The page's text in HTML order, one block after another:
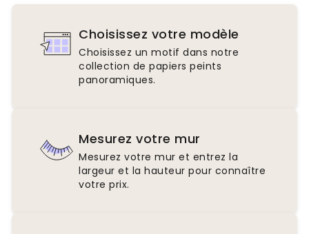
Choisissez votre modèle
Choisissez un motif dans notre
collection de papiers peints
panoramiques.
Mesurez votre mur
Mesurez votre mur et entrez la
largeur et la hauteur pour connaître
votre prix.